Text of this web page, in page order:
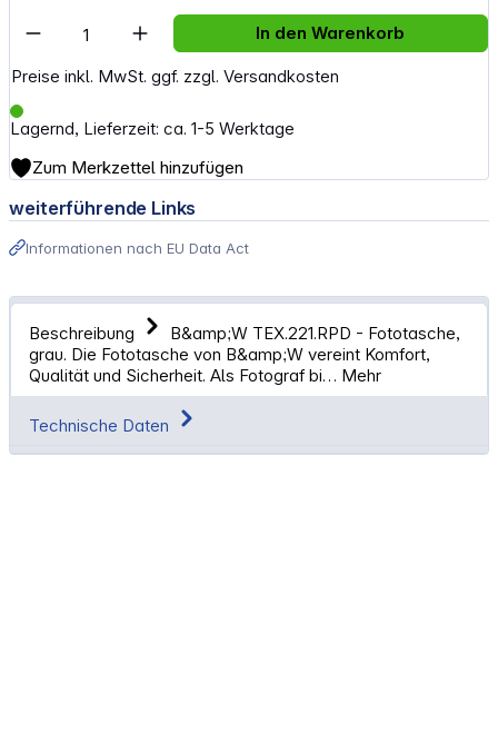
Preise inkl. MwSt. ggf. zzgl. Versandkosten
Lagernd, Lieferzeit: ca. 1-5 Werktage
Artikel Anzahl: Gib den gewünschten
In den Warenkorb
Zum Merkzettel hinzufügen
weiterführende Links
Informationen nach EU Data Act
Beschreibung
B&amp;W TEX.221.RPD - Fototasche,
grau. Die Fototasche von B&amp;W vereint Komfort,
Qualität und Sicherheit. Als Fotograf bi… Mehr
Technische Daten